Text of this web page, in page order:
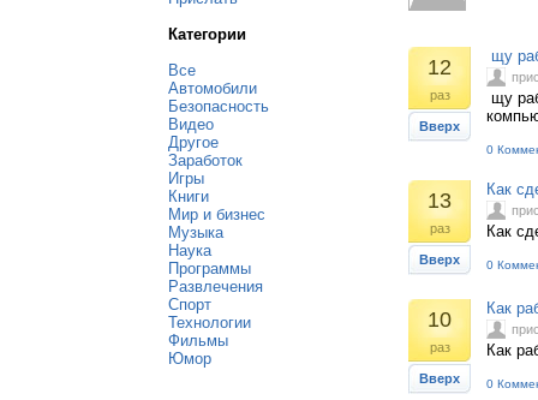
Категории
Все
Автомобили
Безопасность
Видео
Другое
Заработок
Игры
Книги
Мир и бизнес
Музыка
Наука
Программы
Развлечения
Спорт
Технологии
Фильмы
Юмор
12
раз
Вверх
щу
щу
0
13
раз
Вверх
Как
Как
0
10
раз
Вверх
Как
Как
0